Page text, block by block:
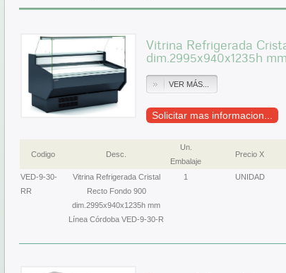
Vitrina Refrigerada
dim.2995x940x1235h
VER MÁS...
Solicitar mas informacion...
Codigo Desc.
Un.
Embalaje
Precio X
VED-9-30-
RR
Vitrina Refrigerada Cristal
Recto Fondo 900
dim.2995x940x1235h mm
Línea Córdoba VED-9-30-R
1 UNIDAD